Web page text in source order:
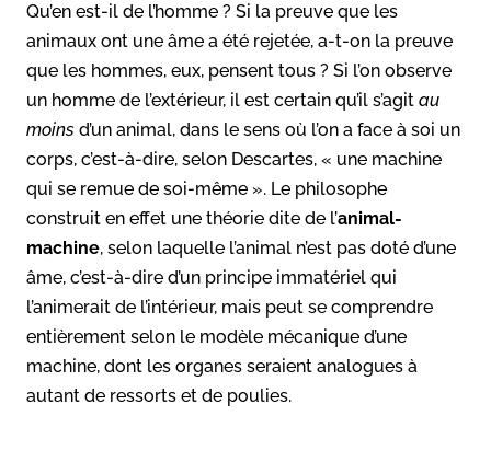
Qu’en est-il de l’homme ? Si la preuve que les
animaux ont une âme a été rejetée, a-t-on la preuve
que les hommes, eux, pensent tous ? Si l’on observe
un homme de l’extérieur, il est certain qu’il s’agit au
moins d’un animal, dans le sens où l’on a face à soi un
corps, c’est-à-dire, selon Descartes, « une machine
qui se remue de soi-même ». Le philosophe
construit en effet une théorie dite de l’animal-
machine, selon laquelle l’animal n’est pas doté d’une
âme, c’est-à-dire d’un principe immatériel qui
l’animerait de l’intérieur, mais peut se comprendre
entièrement selon le modèle mécanique d’une
machine, dont les organes seraient analogues à
autant de ressorts et de poulies.